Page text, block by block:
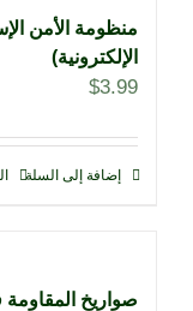
منظومة الأمن
الإلكترونية)
$3.99
إضافة إلى السلة
صواريخ